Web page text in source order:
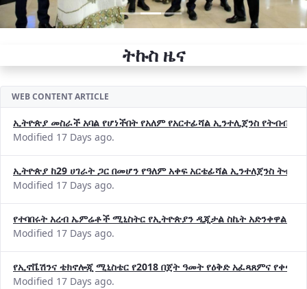
ትኩስ ዜና
WEB CONTENT ARTICLE
ኢትዮጵያ መስራች አባል የሆነችበት የአለም የአርተፊሻል ኢንተሊጀንስ የትብብር
Modified 17 Days ago.
ኢትዮጵያ ከ29 ሀገራት ጋር በመሆን የዓለም አቀፍ አርቴፊሻል ኢንተለጀንስ
Modified 17 Days ago.
የተባበሩት አረብ ኤምሬቶች ሚኒስትር የኢትዮጵያን ዲጂታል ስኬት አድንቀዋል
Modified 17 Days ago.
የኢኖቬሽንና ቴክኖሎጂ ሚኒስቴር የ2018 በጀት ዓመት የዕቅድ አፈጻጸምና
Modified 17 Days ago.